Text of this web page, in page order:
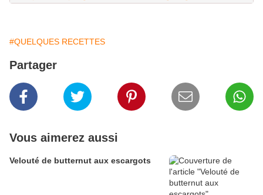
#QUELQUES RECETTES
Partager
Vous aimerez aussi
Velouté de butternut aux escargots